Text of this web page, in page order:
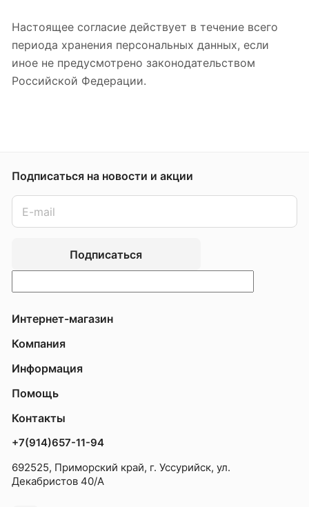
Настоящее согласие действует в течение всего
периода хранения персональных данных, если
иное не предусмотрено законодательством
Российской Федерации.
Подписаться на новости и акции
Подписаться
Интернет-магазин
Компания
Информация
Помощь
Контакты
+7(914)657-11-94
692525, Приморский край, г. Уссурийск, ул.
Декабристов 40/А